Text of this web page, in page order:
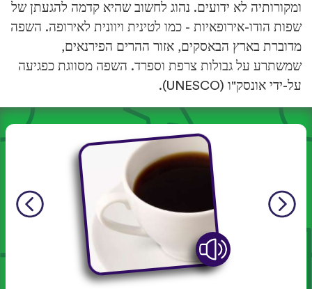
ומקורותיה לא ידועים. נהוג לחשוב שהיא קדמה להגעתן של
שפות הודו-אירופאיות - כמו לטינית ויוונית לאירופה. השפה
מדוברת בארץ הבאסקים, אזור ההרים הפירנאים,
שמשתרע על גבולות צרפת וספרד. השפה מסווגת כפגיעה
על-ידי אונסק"ו (UNESCO).